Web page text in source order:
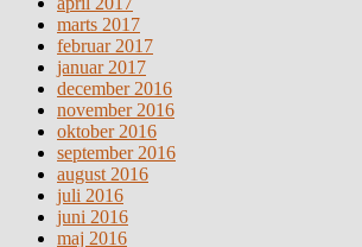
marts 2017
februar 2017
januar 2017
december 2016
november 2016
oktober 2016
september 2016
august 2016
juli 2016
juni 2016
maj 2016